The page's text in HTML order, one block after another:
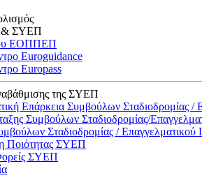
ΣΥΕΠ
ΕΟΠΠΕΠ
Euroguidance
Europass
της ΣΥΕΠ
Επάρκεια Συμβούλων Σταδιοδρομίας /
Συμβούλων Σταδιοδρομίας/
Σταδιοδρομίας / Επαγγελματικού
Ποιότητας ΣΥΕΠ
ΣΥΕΠ